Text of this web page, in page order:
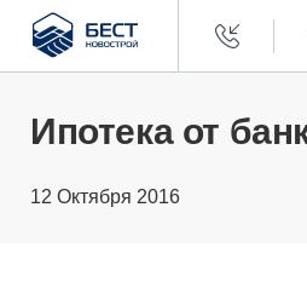
Бест
Новострой
Ипотека от
12 Октября 2016